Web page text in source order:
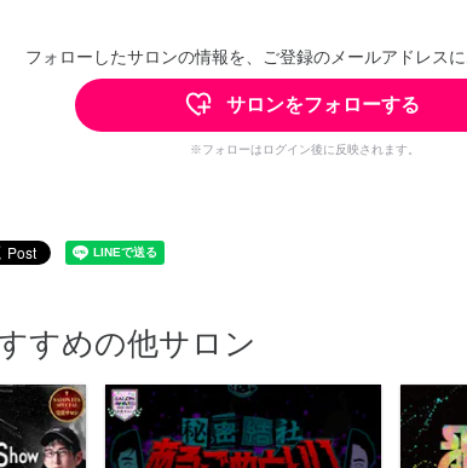
フォローしたサロンの情報を、ご登録のメールアドレスに
サロンをフォローする
※フォローはログイン後に反映されます。
すめの他サロン